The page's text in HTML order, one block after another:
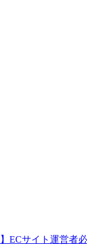
ECサイト運営者